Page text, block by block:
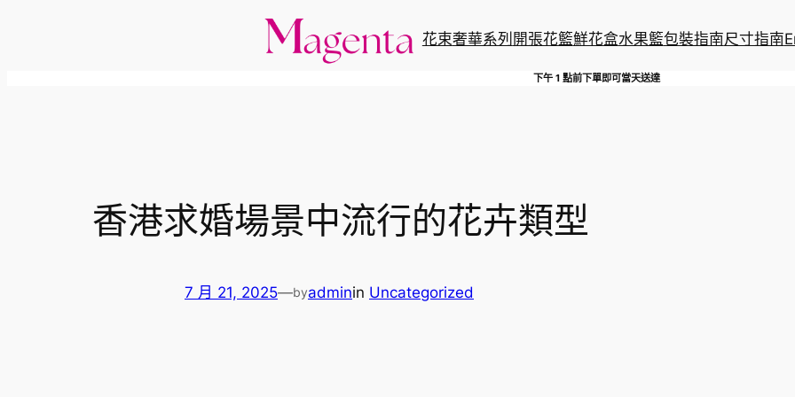
花束奢華系列 開張花籃鮮花盒水果籃包裝指南尺寸指南
下午 1 點前下單即可當天送達
香港求婚場景中流行的花卉類型
7 月 21, 2025—byadminin Uncategorized